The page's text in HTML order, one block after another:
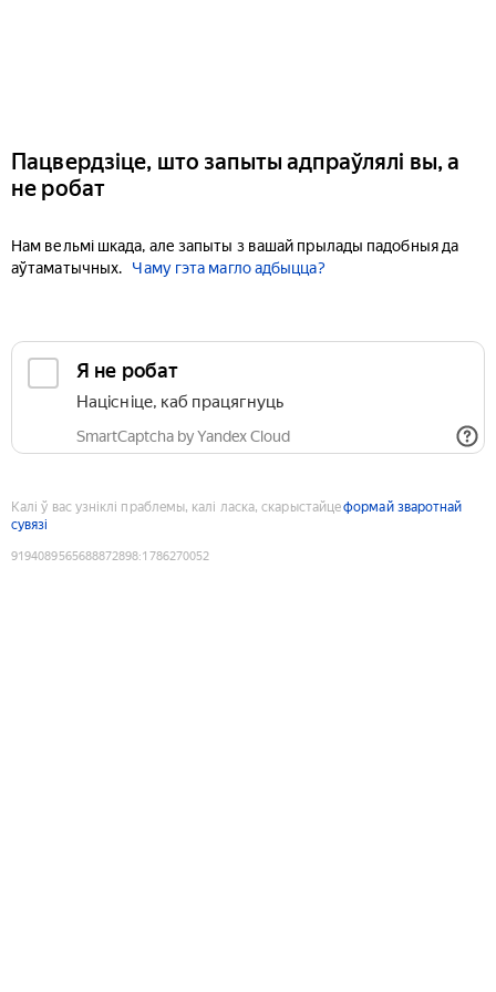
Пацвердзіце, што запыты адпраўлялі вы, а
не робат
Нам вельмі шкада, але запыты з вашай прылады падобныя да
аўтаматычных.
Чаму гэта магло адбыцца?
Я не робат
Націсніце, каб працягнуць
SmartCaptcha by Yandex Cloud
Калі ў вас узніклі праблемы, калі ласка, скарыстайцеформай зваротнай
сувязі
9194089565688872898:1786270052